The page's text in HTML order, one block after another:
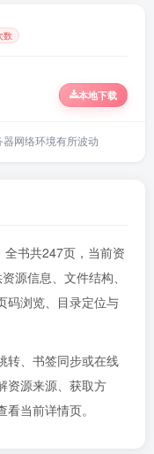
数
本地下载
网络环境有所波动
书共247页，当前资
源信息、文件结构、
码浏览、目录定位与
转、书签同步或在线
资源来源、获取方
当前详情页。